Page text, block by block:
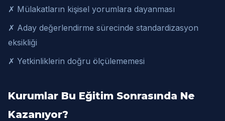
✗ Mülakatların kişisel yorumlara dayanması
✗ Aday değerlendirme sürecinde standardizasyon
eksikliği
✗ Yetkinliklerin doğru ölçülememesi
Kurumlar Bu Eğitim Sonrasında Ne
Kazanıyor?